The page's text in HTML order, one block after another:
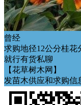
曾经
求购地径12公分桂花
就行有货私聊
【花草树木网】
发苗木供应和求购信